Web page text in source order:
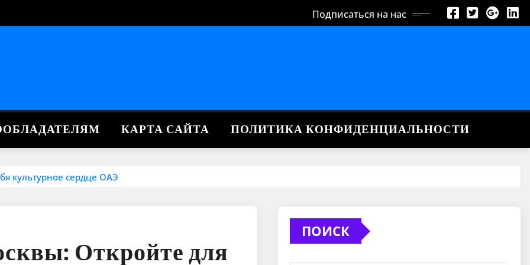
Подписаться на нас
КАРТА САЙТА ПОЛИТИКА КОНФИДЕНЦИАЛЬНОСТИ
культурное сердце ОАЭ
Откройте для
ПОИСК